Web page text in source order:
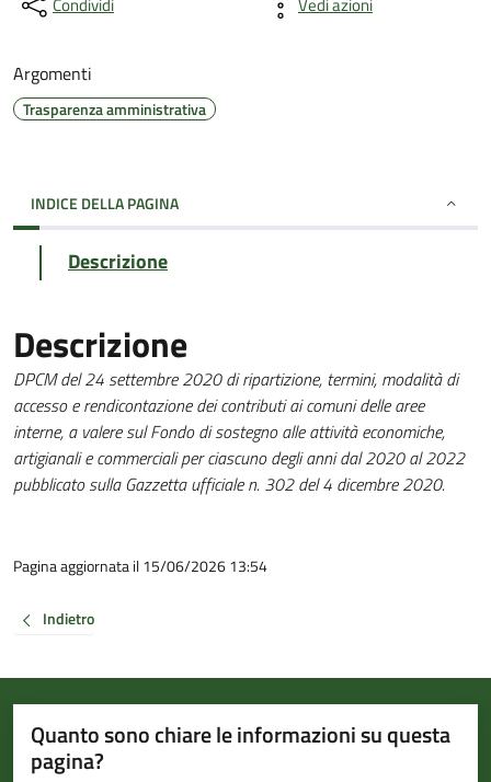
Argomenti
Trasparenza amministrativa
INDICE DELLA PAGINA
Descrizione
Descrizione
DPCM del 24 settembre 2020 di ripartizione, termini, modalità di
accesso e rendicontazione dei contributi ai comuni delle aree
interne, a valere sul Fondo di sostegno alle attività economiche,
artigianali e commerciali per ciascuno degli anni dal 2020 al 2022
pubblicato sulla Gazzetta ufficiale n. 302 del 4 dicembre 2020.
Pagina aggiornata il 15/06/2026 13:54
Indietro
Quanto sono chiare le informazioni su questa
pagina?